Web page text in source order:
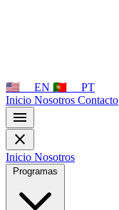
🇺🇸 EN 🇵🇹 PT
Inicio Nosotros Contacto
menu
close
Inicio Nosotros
Programas